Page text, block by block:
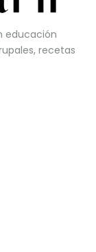
educación
recetas